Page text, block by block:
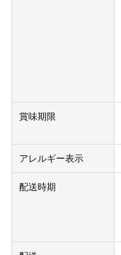
賞味期限
アレルギー表示
配送時期